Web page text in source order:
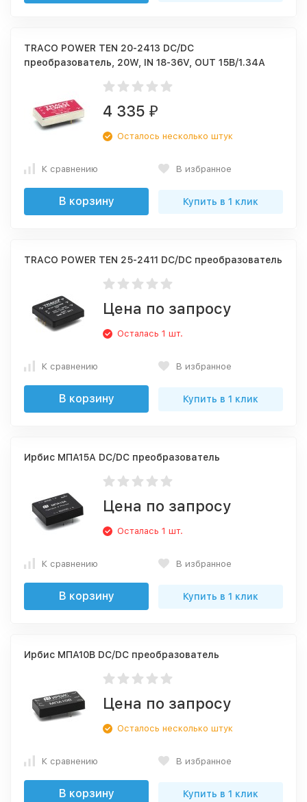
TRACO POWER TEN 20-2413 DC/DC
преобразователь, 20W, IN 18-36V, OUT 15В/1.34А
4 335 ₽
Осталось несколько штук
К сравнению В избранное
В корзину Купить в 1 клик
TRACO POWER TEN 25-2411 DC/DC преобразователь
Цена по запросу
Осталась 1 шт.
К сравнению В избранное
В корзину Купить в 1 клик
Ирбис МПА15А DC/DC преобразователь
Цена по запросу
Осталась 1 шт.
К сравнению В избранное
В корзину Купить в 1 клик
Ирбис МПА10В DC/DC преобразователь
Цена по запросу
Осталось несколько штук
К сравнению В избранное
В корзину Купить в 1 клик